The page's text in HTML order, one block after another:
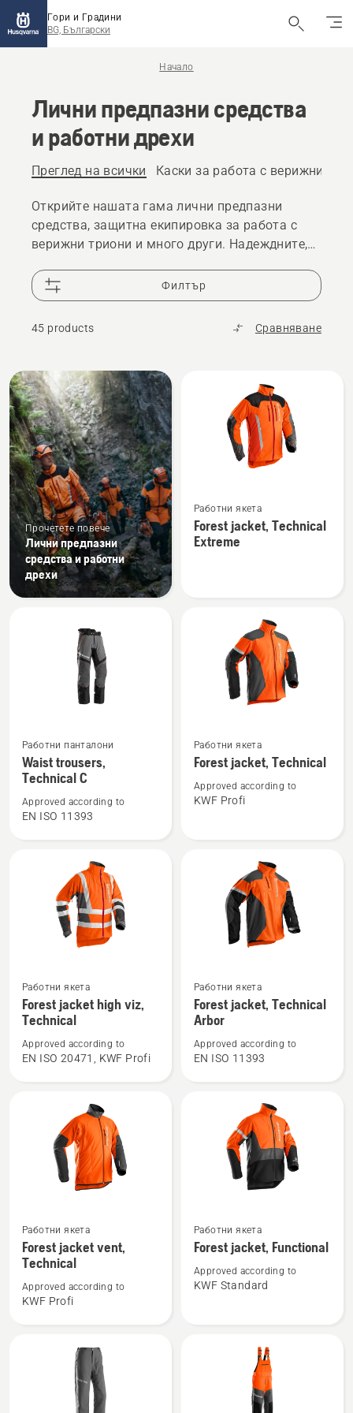
Гори и Градини
BG, Български
Начало
Лични предпазни средства
и работни дрехи
Преглед на всички Каски за работа с верижни
Открийте нашата гама лични предпазни
средства, защитна екипировка за работа с
верижни триони и много други. Надеждните,
подготвени за всяко предизвикателство.
Филтър
45 products Сравняване
All
products
Прочетете повече
Лични предпазни
средства и работни
дрехи
повече
подробности
за
Работни якета
Forest jacket, Technical
Extreme
повече
подробности
Waist
Работни панталони
Waist trousers,
Technical C
Approved according to
EN ISO 11393
повече
подробности
за
Forest
Работни якета
Forest jacket, Technical
Approved according to
KWF Profi
повече
подробности
Forest
Technical
Работни якета
Forest jacket high viz,
Technical
Approved according to
EN ISO 20471, KWF Profi
повече
подробности
Forest
Работни якета
Forest jacket, Technical
Arbor
Approved according to
EN ISO 11393
повече
подробности
Forest
Работни якета
Forest jacket vent,
Technical
Approved according to
KWF Profi
повече
подробности
за
Forest
Работни якета
Forest jacket, Functional
Approved according to
KWF Standard